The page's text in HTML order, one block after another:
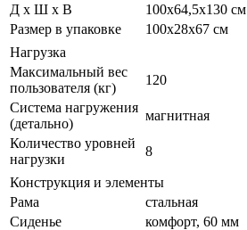
Д х Ш х В
100х64,5х130 см
Размер в упаковке
100х28х67 см
Нагрузка
Максимальный вес
пользователя (кг)
120
Система нагружения
(детально)
магнитная
Количество уровней
нагрузки
8
Конструкция и элементы
Рама
стальная
Сиденье
комфорт, 60 мм